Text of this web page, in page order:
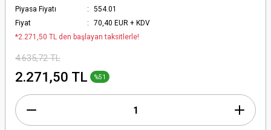
Piyasa Fiyatı
554.01
Fiyat
70,40 EUR + KDV
*2.271,50 TL den başlayan taksitlerle!
4.635,72 TL
2.271,50 TL %51